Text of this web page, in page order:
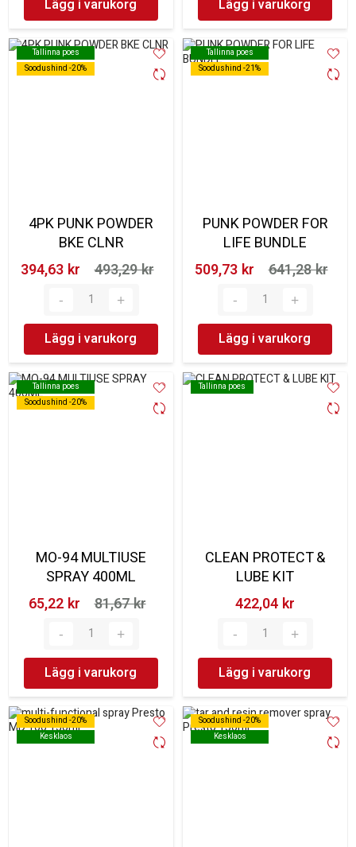
Lägg i varukorg Lägg i varukorg
Tallinna poes
Soodushind -20%
Tallinna poes
Soodushind -20%
4PK PUNK POWDER
BKE CLNR
394,63 kr‎
493,29 kr‎
Lägg i varukorg
Tallinna poes
Soodushind -21%
Tallinna poes
Soodushind -21%
PUNK POWDER FOR
LIFE BUNDLE
509,73 kr‎
641,28 kr‎
Lägg i varukorg
Tallinna poes
Soodushind -20%
Tallinna poes
Soodushind -20%
MO-94 MULTIUSE
SPRAY 400ML
65,22 kr‎
81,67 kr‎
Lägg i varukorg
Tallinna poes
Tallinna poes
CLEAN PROTECT &
LUBE KIT
422,04 kr‎
Lägg i varukorg
Soodushind -20%
Kesklaos
Soodushind -20%
Kesklaos
Soodushind -20%
Kesklaos
Soodushind -20%
Kesklaos